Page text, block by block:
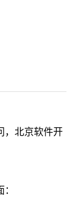
，北京软件开